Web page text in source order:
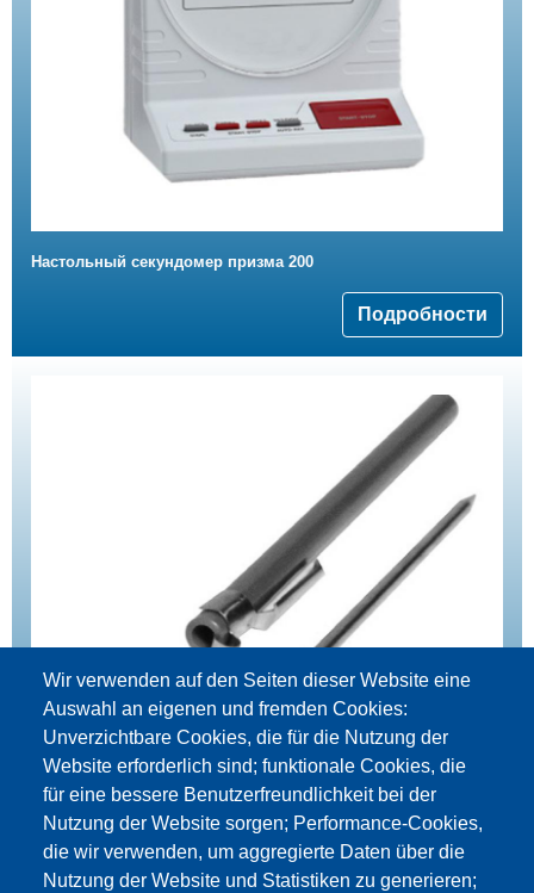
Hастольный секундомер призма 200
Подробности
Tермометр "Testing"
Wir verwenden auf den Seiten dieser Website eine
Auswahl an eigenen und fremden Cookies:
Unverzichtbare Cookies, die für die Nutzung der
Website erforderlich sind; funktionale Cookies, die
für eine bessere Benutzerfreundlichkeit bei der
Nutzung der Website sorgen; Performance-Cookies,
die wir verwenden, um aggregierte Daten über die
Nutzung der Website und Statistiken zu generieren;